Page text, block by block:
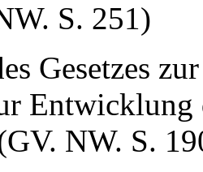
S. 251)
Gesetzes
Entwicklung
NW. S.